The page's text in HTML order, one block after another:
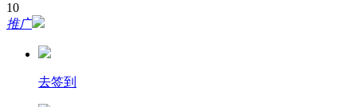
10
推广
去签到